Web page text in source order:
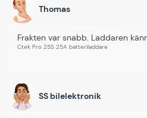
Thomas
Frakten var snabb. Laddaren
Ctek Pro 25S 25A batteriladdare
SS bilelektronik